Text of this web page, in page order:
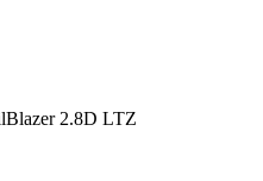
2.8D LTZ